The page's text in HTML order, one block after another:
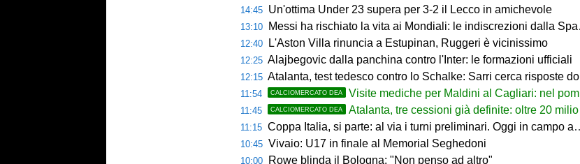
14:45 Un'ottima Under 23 supera per 3-2 il Lecco in amichevole
13:10 Messi ha rischiato la vita ai Mondiali: le indiscrezioni dalla Spagna
12:40 L'Aston Villa rinuncia a Estupinan, Ruggeri è vicinissimo
12:25 Alajbegovic dalla panchina contro l'Inter: le formazioni ufficiali
12:15 Atalanta, test tedesco contro lo Schalke: Sarri cerca risposte dopo il ko con il Feyenoord
11:54 CALCIOMERCATO DEA Visite mediche per Maldini al Cagliari: nel pomeriggio firma e ufficialità
11:45 CALCIOMERCATO DEA Atalanta, tre cessioni già definite: oltre 20 milioni in arrivo. Ora il focus è su Diao
11:15 Coppa Italia, si parte: al via i turni preliminari. Oggi in campo anche Juventus, Inter, Roma, Napoli e le big di Serie A
10:45 Vivaio: U17 in finale al Memorial Seghedoni
10:00 Rowe blinda il Bologna: "Non penso ad altro"